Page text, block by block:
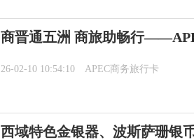
商晋通五洲 商旅助畅行
26-02-10 10:54:10 APEC商务旅行卡
西域特色金银器、波斯萨珊